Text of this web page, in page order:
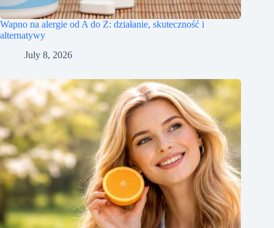
Wapno na alergie od A do Z: działanie, skuteczność i
alternatywy
July 8, 2026